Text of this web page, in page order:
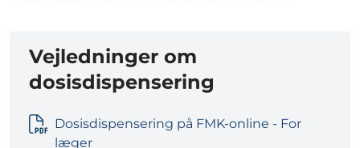
Vejledninger om
dosisdispensering
Dosisdispensering på FMK-online - For
læger